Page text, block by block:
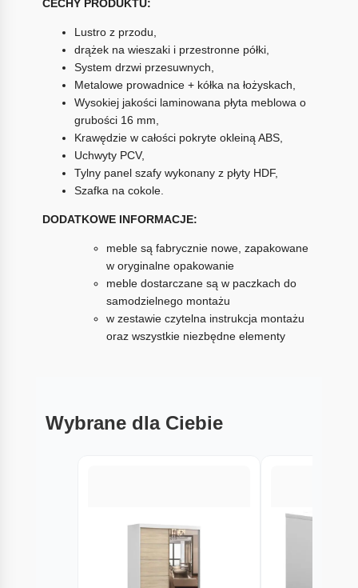
CECHY PRODUKTU:
Lustro z przodu,
drążek na wieszaki i przestronne półki,
System drzwi przesuwnych,
Metalowe prowadnice + kółka na łożyskach,
Wysokiej jakości laminowana płyta meblowa o
grubości 16 mm,
Krawędzie w całości pokryte okleiną ABS,
Uchwyty PCV,
Tylny panel szafy wykonany z płyty HDF,
Szafka na cokole.
DODATKOWE INFORMACJE:
meble są fabrycznie nowe, zapakowane
w oryginalne opakowanie
meble dostarczane są w paczkach do
samodzielnego montażu
w zestawie czytelna instrukcja montażu
oraz wszystkie niezbędne elementy
Wybrane dla Ciebie